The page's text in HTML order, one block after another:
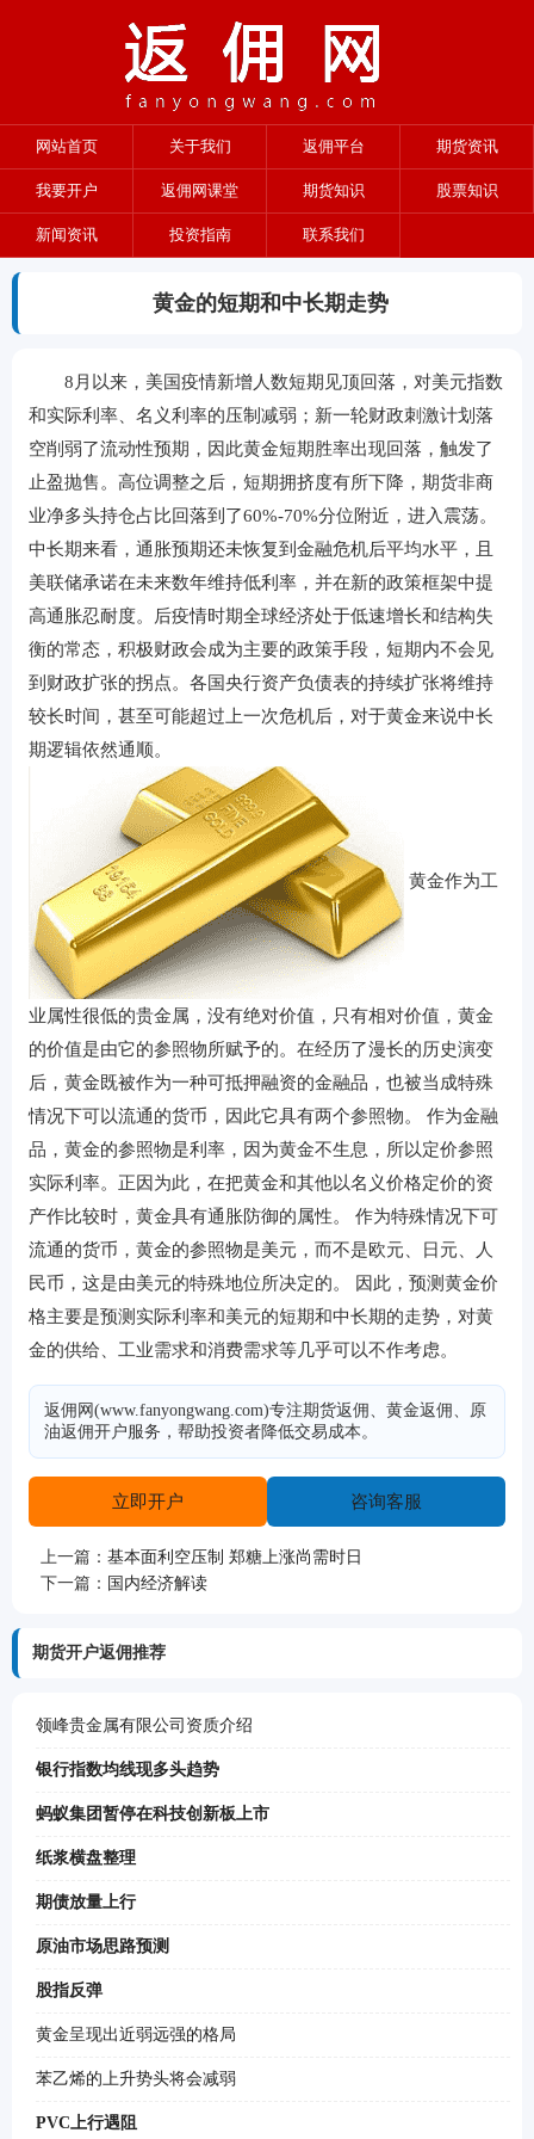
网站首页 关于我们 返佣平台 期货资讯
我要开户 返佣网课堂 期货知识 股票知识
新闻资讯 投资指南 联系我们
黄金的短期和中长期走势
8月以来，美国疫情新增人数短期见顶回落，对美元指数
和实际利率、名义利率的压制减弱；新一轮财政刺激计划落
空削弱了流动性预期，因此黄金短期胜率出现回落，触发了
止盈抛售。高位调整之后，短期拥挤度有所下降，期货非商
业净多头持仓占比回落到了60%-70%分位附近，进入震荡。
中长期来看，通胀预期还未恢复到金融危机后平均水平，且
美联储承诺在未来数年维持低利率，并在新的政策框架中提
高通胀忍耐度。后疫情时期全球经济处于低速增长和结构失
衡的常态，积极财政会成为主要的政策手段，短期内不会见
到财政扩张的拐点。各国央行资产负债表的持续扩张将维持
较长时间，甚至可能超过上一次危机后，对于黄金来说中长
期逻辑依然通顺。
黄金作为工
业属性很低的贵金属，没有绝对价值，只有相对价值，黄金
的价值是由它的参照物所赋予的。在经历了漫长的历史演变
后，黄金既被作为一种可抵押融资的金融品，也被当成特殊
情况下可以流通的货币，因此它具有两个参照物。 作为金融
品，黄金的参照物是利率，因为黄金不生息，所以定价参照
实际利率。正因为此，在把黄金和其他以名义价格定价的资
产作比较时，黄金具有通胀防御的属性。 作为特殊情况下可
流通的货币，黄金的参照物是美元，而不是欧元、日元、人
民币，这是由美元的特殊地位所决定的。 因此，预测黄金价
格主要是预测实际利率和美元的短期和中长期的走势，对黄
金的供给、工业需求和消费需求等几乎可以不作考虑。
返佣网(www.fanyongwang.com)专注期货返佣、黄金返佣、原
油返佣开户服务，帮助投资者降低交易成本。
立即开户 咨询客服
上一篇： 基本面利空压制 郑糖上涨尚需时日
下一篇： 国内经济解读
期货开户返佣推荐
领峰贵金属有限公司资质介绍
银行指数均线现多头趋势
蚂蚁集团暂停在科技创新板上市
纸浆横盘整理
期债放量上行
原油市场思路预测
股指反弹
黄金呈现出近弱远强的格局
苯乙烯的上升势头将会减弱
PVC上行遇阻